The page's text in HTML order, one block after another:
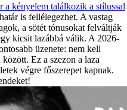
kényelem találkozik a stílussal
is fellélegezhet. A vastag
a sötét tónusokat felváltják
kicsit lazábbá válik. A 2026-
üzenete: nem kell
Ez a szezon a laza
végre főszerepet kapnak.